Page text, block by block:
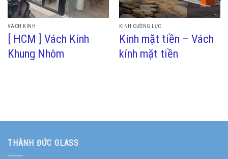
VÁCH KÍNH
[ HCM ] Vách Kính
Khung Nhôm
KÍNH CƯỜNG LỰC
Kính mặt tiền – Vách
kính mặt tiền
THÀNH ĐỨC GLASS